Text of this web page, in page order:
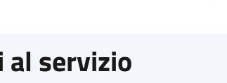
al servizio